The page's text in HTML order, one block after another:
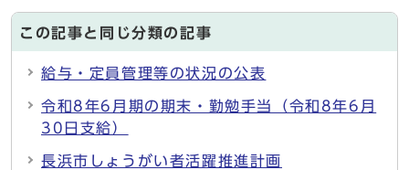
この記事と同じ分類の記事
給与・定員管理等の状況の公表
令和8年6月期の期末・勤勉手当（令和8年6月
30日支給）
長浜市しょうがい者活躍推進計画